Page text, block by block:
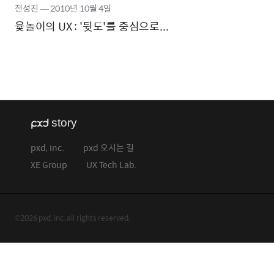
윷놀이의 UX : '뒷도'를 중심으로...
전성진 ―2010년 10월 4일
pxd, inc.
pxd 오시는 길
XE Group
UX Tech Lab.
©2026 pxd, inc. all rights reserved.